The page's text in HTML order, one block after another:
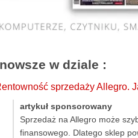
w dziale :
sprzedaży Allegro.
artykuł sponsorowany
Sprzedaż na Allegro może
finansowego. Dlatego sklep